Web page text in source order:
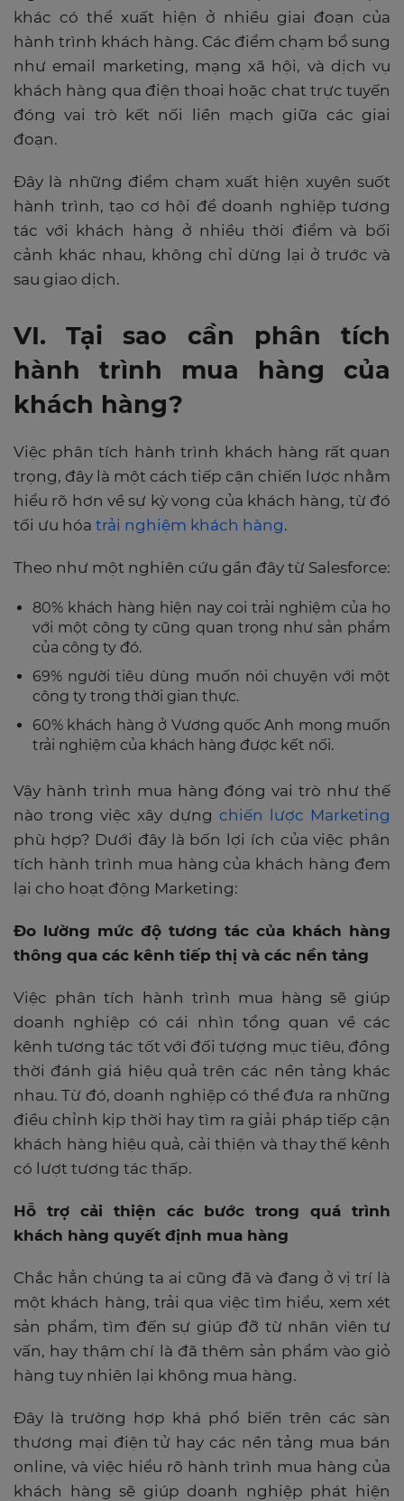
khác có thể xuất hiện ở nhiều giai đoạn của
hành trình khách hàng. Các điểm chạm bổ sung
như email marketing, mạng xã hội, và dịch vụ
khách hàng qua điện thoại hoặc chat trực tuyến
đóng vai trò kết nối liền mạch giữa các giai
đoạn.
Đây là những điểm chạm xuất hiện xuyên suốt
hành trình, tạo cơ hội để doanh nghiệp tương
tác với khách hàng ở nhiều thời điểm và bối
cảnh khác nhau, không chỉ dừng lại ở trước và
sau giao dịch.
VI. Tại sao cần phân tích
hành trình mua hàng của
khách hàng?
Việc phân tích hành trình khách hàng rất quan
trọng, đây là một cách tiếp cận chiến lược nhằm
hiểu rõ hơn về sự kỳ vọng của khách hàng, từ đó
tối ưu hóa trải nghiệm khách hàng.
Theo như một nghiên cứu gần đây từ Salesforce:
80% khách hàng hiện nay coi trải nghiệm của họ
với một công ty cũng quan trọng như sản phẩm
của công ty đó.
69% người tiêu dùng muốn nói chuyện với một
công ty trong thời gian thực.
60% khách hàng ở Vương quốc Anh mong muốn
trải nghiệm của khách hàng được kết nối.
Vậy hành trình mua hàng đóng vai trò như thế
nào trong việc xây dựng chiến lược Marketing
phù hợp? Dưới đây là bốn lợi ích của việc phân
tích hành trình mua hàng của khách hàng đem
lại cho hoạt động Marketing:
Đo lường mức độ tương tác của khách hàng
thông qua các kênh tiếp thị và các nền tảng
Việc phân tích hành trình mua hàng sẽ giúp
doanh nghiệp có cái nhìn tổng quan về các
kênh tương tác tốt với đối tượng mục tiêu, đồng
thời đánh giá hiệu quả trên các nền tảng khác
nhau. Từ đó, doanh nghiệp có thể đưa ra những
điều chỉnh kịp thời hay tìm ra giải pháptiếp cận
khách hàng hiệu quả, cải thiện và thay thế kênh
có lượt tương tác thấp.
Hỗ trợ cải thiện các bước trong quá trình
khách hàng quyết định mua hàng
Chắc hẳn chúng ta ai cũng đã và đang ở vị trí là
một khách hàng, trải qua việc tìm hiểu, xem xét
sản phẩm, tìm đến sự giúp đỡ từ nhân viên tư
vấn, hay thậm chí là đã thêm sản phẩm vào giỏ
hàng tuy nhiên lại không mua hàng.
Đây là trường hợp khá phổ biến trên các sàn
thương mại điện tử hay các nền tảng mua bán
online, và việc hiểu rõ hành trình mua hàng của
khách hàng sẽ giúp doanh nghiệp phát hiện